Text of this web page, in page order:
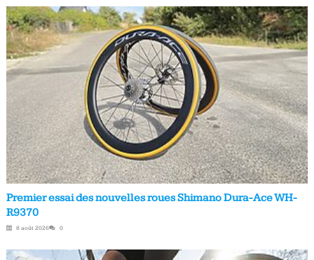
Premier essai des nouvelles roues Shimano Dura-Ace WH-
R9370
8 août 2026 0